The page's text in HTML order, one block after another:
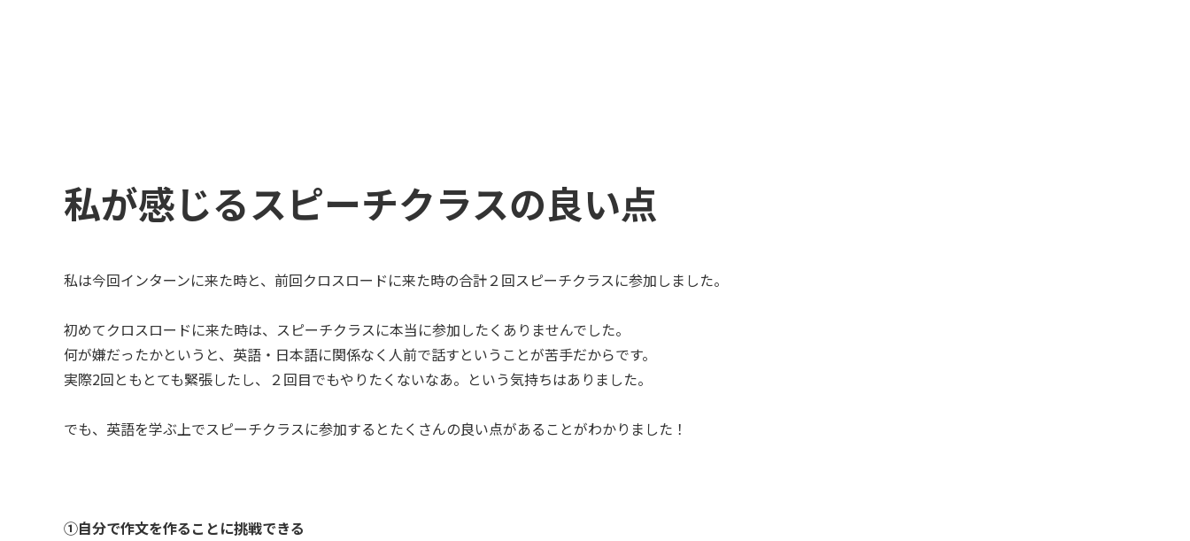
私が感じるスピーチクラスの良い点
私は今回インターンに来た時と、前回クロスロードに来た時の合計２回スピーチクラスに参加しました。
初めてクロスロードに来た時は、スピーチクラスに本当に参加したくありませんでした。
何が嫌だったかというと、英語・日本語に関係なく人前で話すということが苦手だからです。
実際2回ともとても緊張したし、２回目でもやりたくないなあ。という気持ちはありました。
でも、英語を学ぶ上でスピーチクラスに参加するとたくさんの良い点があることがわかりました！
①自分で作文を作ることに挑戦できる